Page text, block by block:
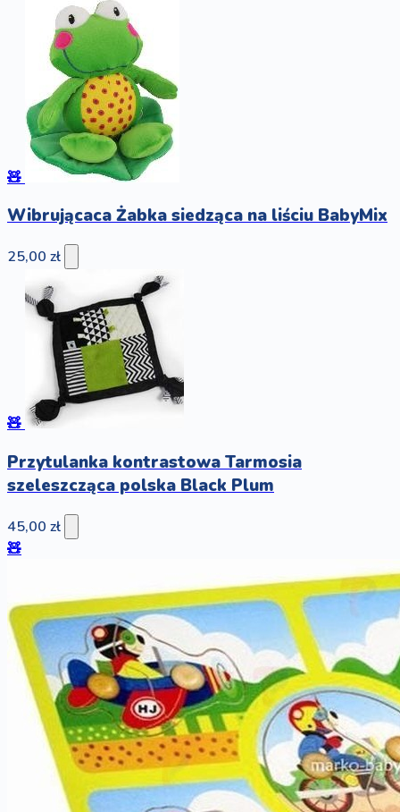
🧸
Wibrującaca Żabka siedząca na liściu BabyMix
25,00 zł
🧸
Przytulanka kontrastowa Tarmosia
szeleszcząca polska Black Plum
45,00 zł
🧸